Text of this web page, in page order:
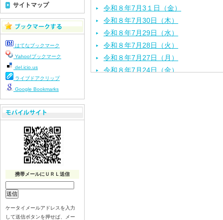
令和８年7月3１日（金）
令和８年7月30日（木）
令和８年7月29日（水）
令和８年7月28日（火）
令和８年7月27日（月）
令和８年7月24日（金）
サイトマップ
はてなブックマーク
Yahoo!ブックマーク
del.icio.us
ライブドアクリップ
Google Bookmarks
携帯メールにＵＲＬ送信
ケータイメールアドレスを入力
して送信ボタンを押せば、メー